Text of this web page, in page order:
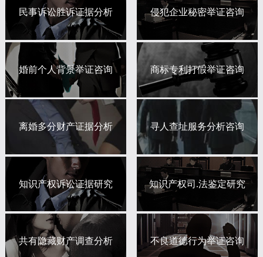
民事诉讼胜诉证据分析 侵犯企业秘密举证咨询
婚前个人背景举证咨询 商标专利打假举证咨询
离婚多分财产证据分析 寻人查址服务分析咨询
知识产权诉讼证据研究 知识产权司.法鉴定研究
共有隐藏财产调查分析 不良道德行为举证咨询